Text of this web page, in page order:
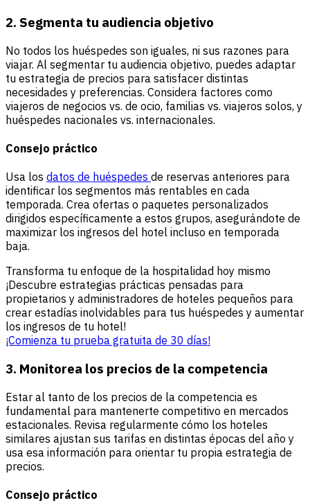
2. Segmenta tu audiencia objetivo
No todos los huéspedes son iguales, ni sus razones para
viajar. Al segmentar tu audiencia objetivo, puedes adaptar
tu estrategia de precios para satisfacer distintas
necesidades y preferencias. Considera factores como
viajeros de negocios vs. de ocio, familias vs. viajeros solos, y
huéspedes nacionales vs. internacionales.
Consejo práctico
Usa los datos de huéspedes de reservas anteriores para
identificar los segmentos más rentables en cada
temporada. Crea ofertas o paquetes personalizados
dirigidos específicamente a estos grupos, asegurándote de
maximizar los ingresos del hotel incluso en temporada
baja.
Transforma tu enfoque de la hospitalidad hoy mismo
¡Descubre estrategias prácticas pensadas para
propietarios y administradores de hoteles pequeños para
crear estadías inolvidables para tus huéspedes y aumentar
los ingresos de tu hotel!
¡Comienza tu prueba gratuita de 30 días!
3. Monitorea los precios de la competencia
Estar al tanto de los precios de la competencia es
fundamental para mantenerte competitivo en mercados
estacionales. Revisa regularmente cómo los hoteles
similares ajustan sus tarifas en distintas épocas del año y
usa esa información para orientar tu propia estrategia de
precios.
Consejo práctico